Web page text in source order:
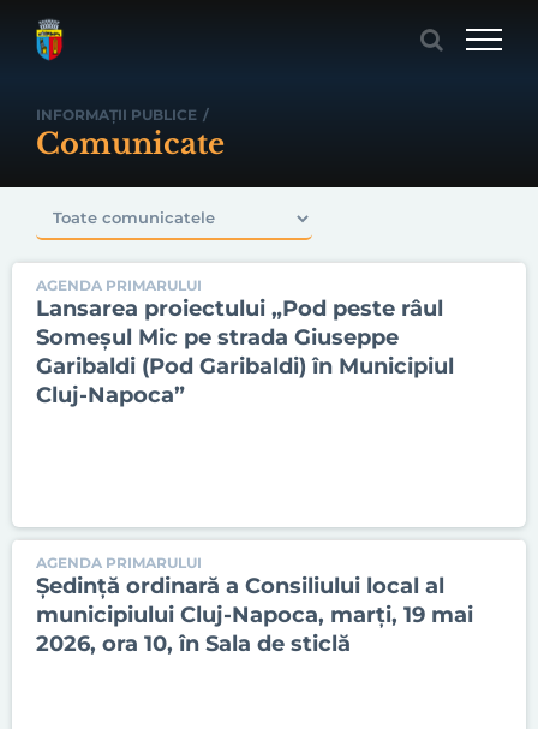
INFORMAȚII PUBLICE /
Comunicate
AGENDA PRIMARULUI
Lansarea proiectului „Pod peste râul
Someșul Mic pe strada Giuseppe
Garibaldi (Pod Garibaldi) în Municipiul
Cluj-Napoca”
AGENDA PRIMARULUI
Ședinţă ordinară a Consiliului local al
municipiului Cluj-Napoca, marți, 19 mai
2026, ora 10, în Sala de sticlă